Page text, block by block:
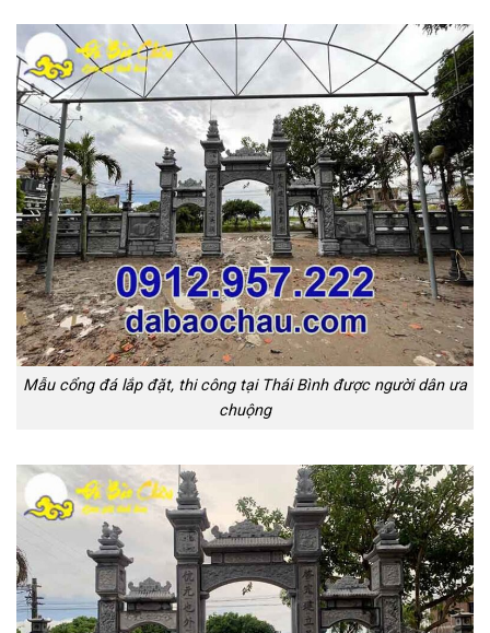
Mẫu cổng đá lắp đặt, thi công tại Thái Bình được người dân ưa
chuộng